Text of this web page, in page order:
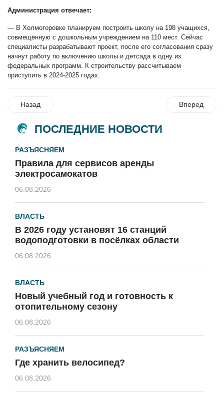
Администрация отвечает:
— В Холмогоровке планируем построить школу на 198 учащихся,
совмещённую с дошкольным учреждением на 110 мест. Сейчас
специалисты разрабатывают проект, после его согласования сразу
начнут работу по включению школы и детсада в одну из
федеральных программ. К строительству рассчитываем
приступить в 2024-2025 годах.
Назад Вперед
ПОСЛЕДНИЕ НОВОСТИ
РАЗЪЯСНЯЕМ
Правила для сервисов аренды
электросамокатов
06.08.2026
ВЛАСТЬ
В 2026 году установят 16 станций
водоподготовки в посёлках области
06.08.2026
ВЛАСТЬ
Новый учебный год и готовность к
отопительному сезону
06.08.2026
РАЗЪЯСНЯЕМ
Где хранить велосипед?
06.08.2026